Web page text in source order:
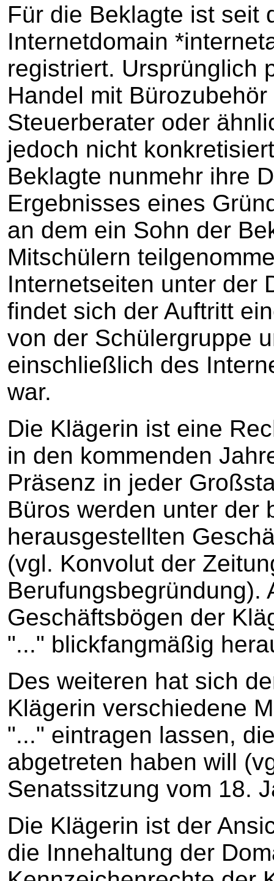
Für die Beklagte ist seit
Internetdomain
registriert. Ursprünglich
Handel mit
Steuerberater oder
jedoch nicht
Beklagte nunmehr ihre
Ergebnisses eines
an dem ein Sohn der
Mitschülern
Internetseiten unter der
findet sich der Auftritt
von der Schülergruppe
einschließlich des
war.
Die Klägerin ist eine
in den kommenden
Präsenz in jeder
Büros werden unter der
herausgestellten
(vgl. Konvolut der
Berufungsbegründung).
Geschäftsbögen der
"..." blickfangmäßig
Des weiteren hat sich
Klägerin verschiedene
"..." eintragen lassen,
abgetreten haben will
Senatssitzung vom 18.
Die Klägerin ist der
die Innehaltung der